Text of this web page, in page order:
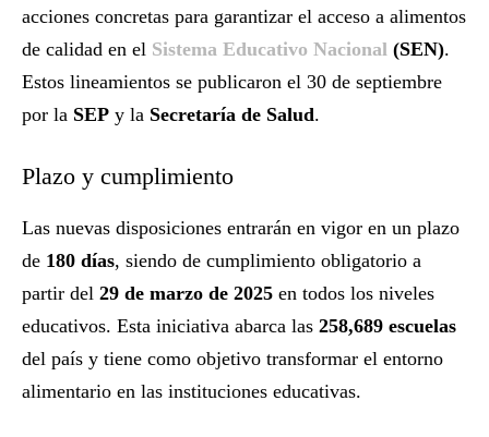
acciones concretas para garantizar el acceso a alimentos
de calidad en el Sistema Educativo Nacional (SEN).
Estos lineamientos se publicaron el 30 de septiembre
por la SEP y la Secretaría de Salud.
Plazo y cumplimiento
Las nuevas disposiciones entrarán en vigor en un plazo
de 180 días, siendo de cumplimiento obligatorio a
partir del 29 de marzo de 2025 en todos los niveles
educativos. Esta iniciativa abarca las 258,689 escuelas
del país y tiene como objetivo transformar el entorno
alimentario en las instituciones educativas.